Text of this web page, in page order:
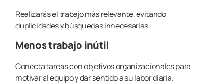
Realizarás el trabajo más relevante, evitando
duplicidades y búsquedas innecesarias.
Menos trabajo inútil
Conecta tareas con objetivos organizacionales para
motivar al equipo y dar sentido a su labor diaria.